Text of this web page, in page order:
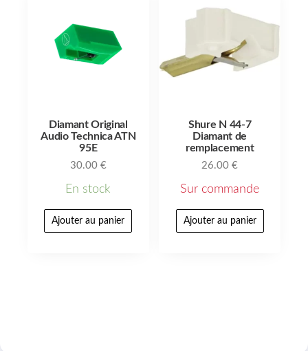
Diamant Original
Audio Technica ATN
95E
30.00 €
En stock
Ajouter au panier
Shure N 44-7
Diamant de
remplacement
26.00€
Sur commande
Ajouter au panier